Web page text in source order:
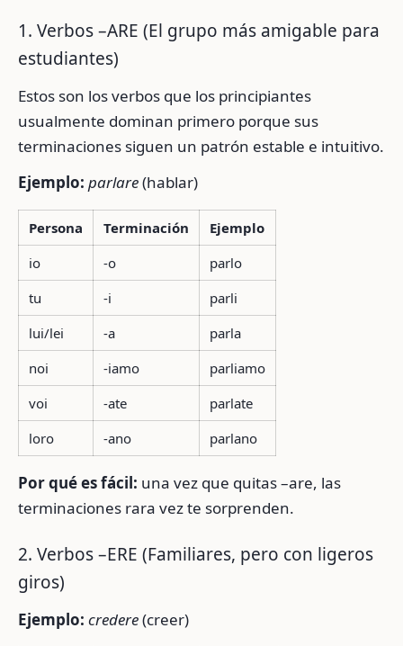
1. Verbos –ARE (El grupo más amigable para
estudiantes)
Estos son los verbos que los principiantes
usualmente dominan primero porque sus
terminaciones siguen un patrón estable e intuitivo.
Ejemplo: parlare(hablar)
Persona Terminación
Ejemplo
io
-o
parlo
tu
-i
parli
lui/lei
-a
parla
noi
-iamo
parliamo
voi
-ate
parlate
loro
-ano parlano
Por qué es fácil: una vez que quitas –are, las
terminaciones rara vez te sorprenden.
2. Verbos –ERE (Familiares, pero con ligeros
giros)
Ejemplo: credere(creer)